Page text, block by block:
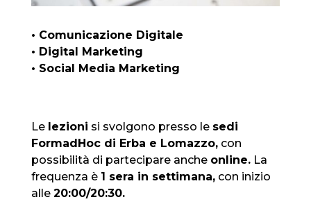
• Comunicazione Digitale
• Digital Marketing
• Social Media Marketing
Le lezioni si svolgono presso le sedi
FormadHoc di Erba e Lomazzo,con
possibilità di partecipare anche online.La
frequenza è 1 sera in settimana,con inizio
alle 20:00/20:30.